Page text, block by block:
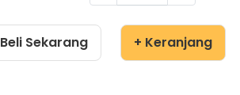
Beli Sekarang + Keranjang